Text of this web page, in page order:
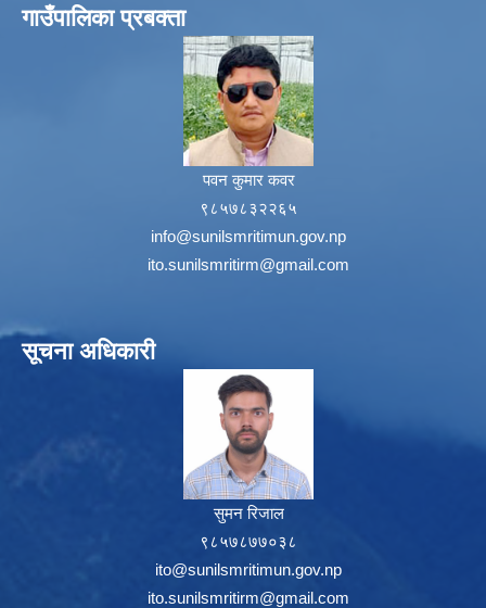
गाउँपालिका प्रबक्ता
पवन कुमार कवर
९८५७८३२२६५
info@sunilsmritimun.gov.np
ito.sunilsmritirm@gmail.com
सूचना अधिकारी
सुमन रिजाल
९८५७८७७०३८
ito@sunilsmritimun.gov.np
ito.sunilsmritirm@gmail.com